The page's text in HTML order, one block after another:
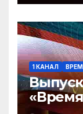
1 КАНАЛ